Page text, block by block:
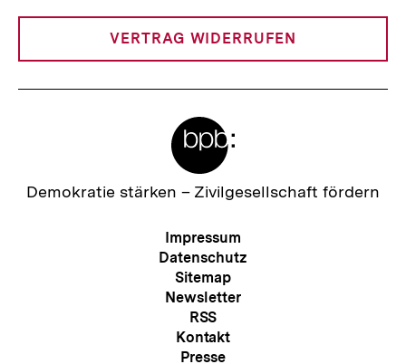
VERTRAG WIDERRUFEN
Zur
Demokratie stärken – Zivilgesellschaft fördern
Meta-
Navigation
Impressum
Datenschutz
Sitemap
Newsletter
RSS
Kontakt
Presse